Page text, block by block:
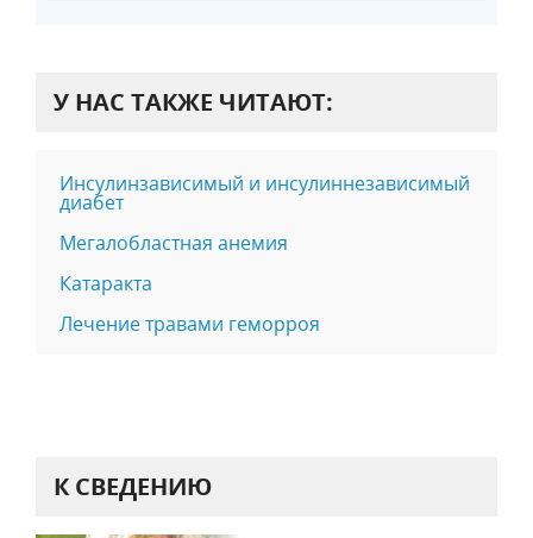
У НАС ТАКЖЕ ЧИТАЮТ:
Инсулинзависимый и инсулиннезависимый
диабет
Мегалобластная анемия
Катаракта
Лечение травами геморроя
К СВЕДЕНИЮ